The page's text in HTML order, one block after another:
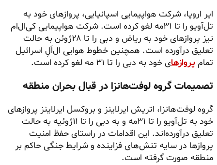
ایر اروپا، شرکت هواپیمایی اسپانیایی، پروازهای خود به
تل‌آویو را تا ۳۱مه لغو کرده است. شرکت هواپیمایی کی‌ال‌ام
نیز پروازهای خود به ریاض و دبی را تا ۲۸ژوئن به حالت
تعلیق درآورده است. همچنین خطوط هوایی ال‌اَلِ اسرائیل
تمام پروازهای خود به دبی را تا ۳۱ مه لغو کرده است.
تصمیمات گروه لوفت‌هانزا در قبال بحران منطقه
گروه لوفت‌هانزا، اتریش ایرلاینز و بروکسل ایرلاینز پروازهای
خود به تل‌آویو را تا ۳۱مه و به دبی را تا ۱۱ژوئیه به حالت
تعلیق درآورده‌اند. این اقدامات در راستای حفظ امنیت
پروازها در سایه تنش‌های فزاینده و شرایط جنگی حاکم بر
منطقه صورت گرفته است.